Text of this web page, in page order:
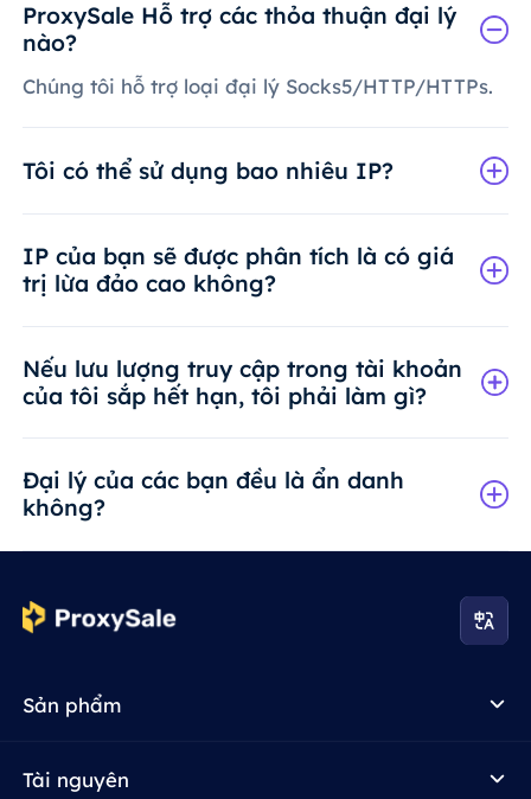
ProxySale Hỗ trợ các thỏa thuận đại lý
nào?
Chúng tôi hỗ trợ loại đại lý Socks5/HTTP/HTTPs.
Tôi có thể sử dụng bao nhiêu IP?
IP của bạn sẽ được phân tích là có giá
trị lừa đảo cao không?
Nếu lưu lượng truy cập trong tài khoản
của tôi sắp hết hạn, tôi phải làm gì?
Đại lý của các bạn đều là ẩn danh
không?
Sản phẩm
Tài nguyên